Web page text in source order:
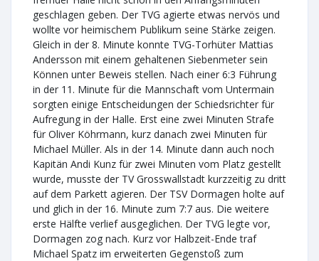
geschlagen geben. Der TVG agierte etwas nervös und
wollte vor heimischem Publikum seine Stärke zeigen.
Gleich in der 8. Minute konnte TVG-Torhüter Mattias
Andersson mit einem gehaltenen Siebenmeter sein
Können unter Beweis stellen. Nach einer 6:3 Führung
in der 11. Minute für die Mannschaft vom Untermain
sorgten einige Entscheidungen der Schiedsrichter für
Aufregung in der Halle. Erst eine zwei Minuten Strafe
für Oliver Köhrmann, kurz danach zwei Minuten für
Michael Müller. Als in der 14. Minute dann auch noch
Kapitän Andi Kunz für zwei Minuten vom Platz gestellt
wurde, musste der TV Grosswallstadt kurzzeitig zu dritt
auf dem Parkett agieren. Der TSV Dormagen holte auf
und glich in der 16. Minute zum 7:7 aus. Die weitere
erste Hälfte verlief ausgeglichen. Der TVG legte vor,
Dormagen zog nach. Kurz vor Halbzeit-Ende traf
Michael Spatz im erweiterten Gegenstoß zum